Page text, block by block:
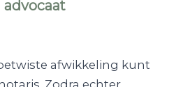
afwikkeling kunt
Zodra echter